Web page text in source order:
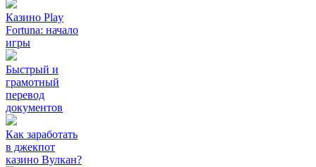
Казино Play
Fortuna: начало
игры
Быстрый и
грамотный
перевод
документов
Как заработать
в джекпот
казино Вулкан?